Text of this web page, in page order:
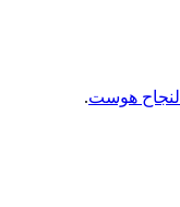
هوست.